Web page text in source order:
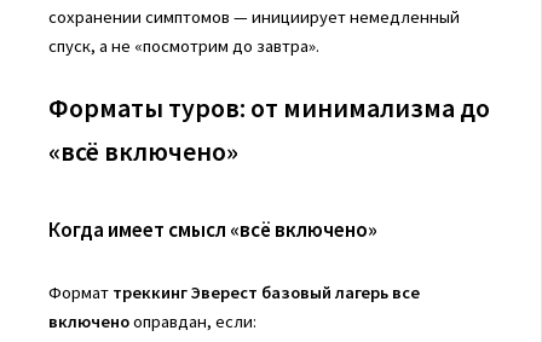
сохранении симптомов — инициирует немедленный
спуск, а не «посмотрим до завтра».
Форматы туров: от минимализма до
«всё включено»
Когда имеет смысл «всё включено»
Формат треккинг Эверест базовый лагерь все
включенооправдан, если: